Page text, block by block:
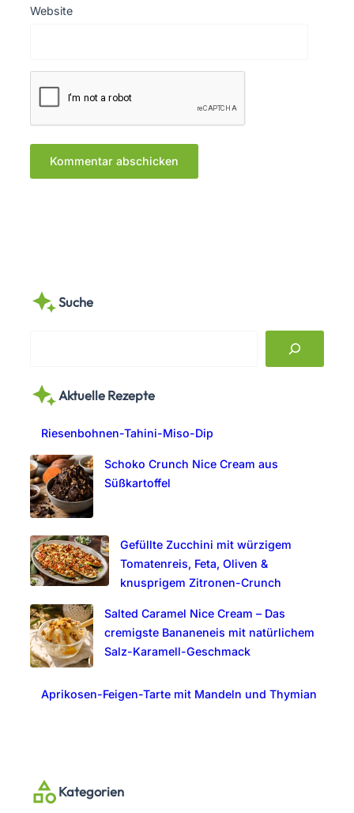
Website
Suche
r
Aktuelle Rezepte
Riesenbohnen-Tahini-Miso-Dip
Schoko Crunch Nice Cream aus
Süßkartoffel
Gefüllte Zucchini mit würzigem
Tomatenreis, Feta, Oliven &
knusprigem Zitronen-Crunch
Salted Caramel Nice Cream – Das
cremigste Bananeneis mit natürlichem
Salz-Karamell-Geschmack
Aprikosen-Feigen-Tarte mit Mandeln und Thymian
Kategorien